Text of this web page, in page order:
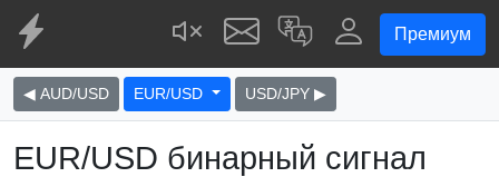
Премиум
◀ AUD/USD EUR/USD USD/JPY ▶
EUR/USD бинарный сигнал